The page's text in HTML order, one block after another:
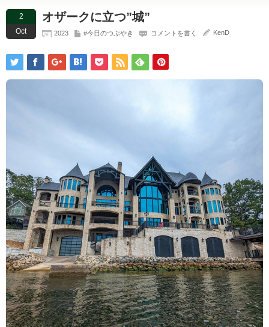
2
Oct
オザークに立つ”城”
2023 #今日のつぶやき コメントを書く KenD